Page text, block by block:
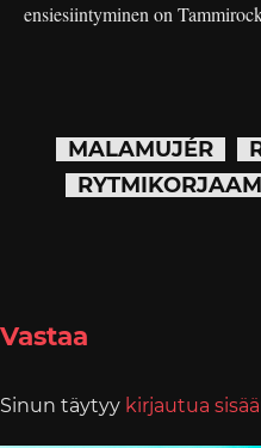
ensiesiintyminen on
MALAMUJÉR
Vastaa
Sinun täytyy kirjautua